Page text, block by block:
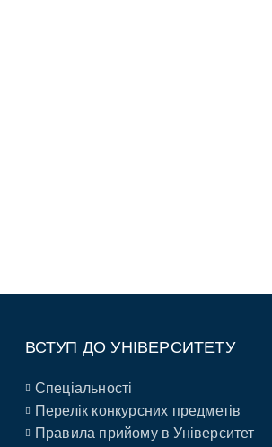
ВСТУП ДО УНІВЕРСИТЕТУ
Спеціальності
Перелік конкурсних предметів
Правила прийому в Університет